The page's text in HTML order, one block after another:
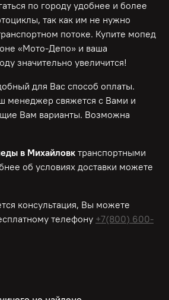
по городу удобнее и более
так как им не нужно
потоке. Купите мопед
«Мото-Депо» и ваша
значительно увеличится!
для Вас способ оплаты.
менеджер свяжется с Вами и
Вам варианты. Возможна
в Михайловк транспортными
об условиях доставки можете
консультация, Вы можете
телефону +7(800) 600-